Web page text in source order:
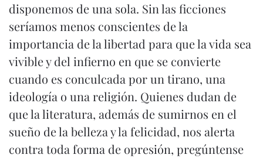
disponemos de una sola. Sin las ficciones
seríamos menos conscientes de la
importancia de la libertad para que la vida sea
vivible y del infierno en que se convierte
cuando es conculcada por un tirano, una
ideología o una religión. Quienes dudan de
que la literatura, además de sumirnos en el
sueño de la belleza y la felicidad, nos alerta
contra toda forma de opresión, pregúntense